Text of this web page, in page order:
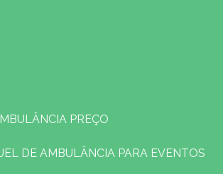
PREÇO
DE AMBULÂNCIA PARA EVENTOS